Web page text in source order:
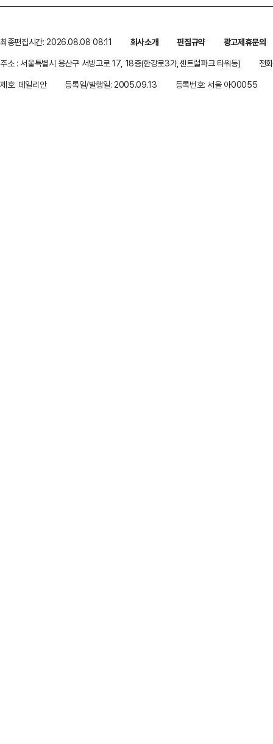
최종편집시간: 2026.08.08 08:11 회사소개 편집규약
광고제휴문의
주소 : 서울특별시 용산구 서빙고로 17, 18층(한강로3가,센트럴파크 타워동)
전
제호: 데일리안
등록일/발행일: 2005.09.13 등록번호: 서울 아00055